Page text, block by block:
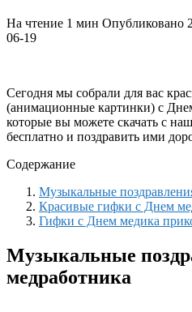
На чтение 1 мин Опубликовано
06-19
Сегодня мы собрали для вас
(анимационные картинки) с
которые вы можете скачать с
бесплатно и поздравить ими
Содержание
Музыкальные
Красивые гифки с Днем
Гифки с Днем медика
Музыкальные
медработника